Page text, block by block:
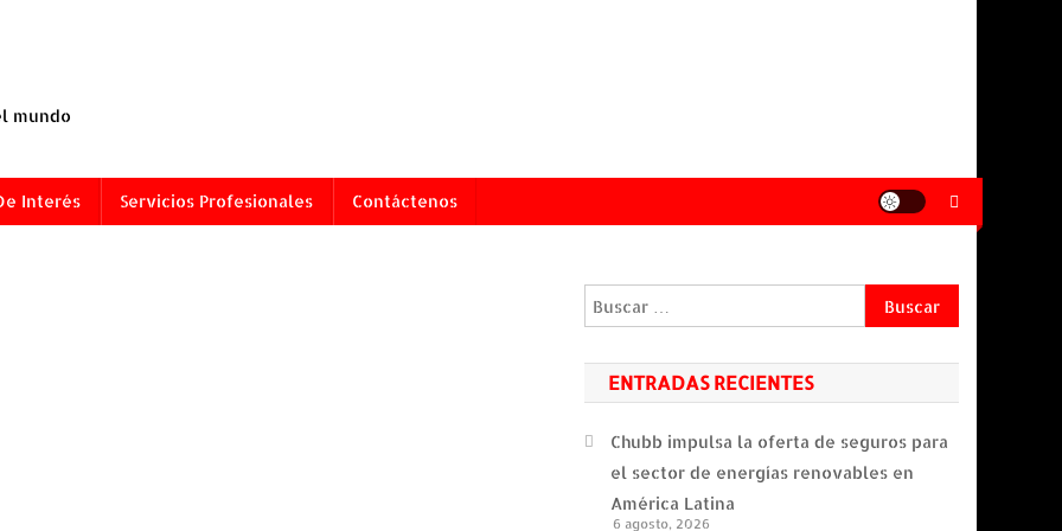
mundo
Interés Servicios Profesionales Contáctenos
Buscar:
ENTRADAS RECIENTES
Chubb impulsa la oferta de seguros para
el sector de energías renovables en
América Latina
6 agosto, 2026